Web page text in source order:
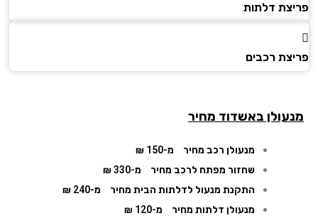
דלתות
רכבים
באשדוד מחיר
מנעולן רכב מחיר
מ-150 ₪
שחזור מפתח לרכב מחיר
מ-330 ₪
התקנת מנעול לדלתות הבית מחיר
מ-240 ₪
מנעולן דלתות מחיר
מ-120 ₪